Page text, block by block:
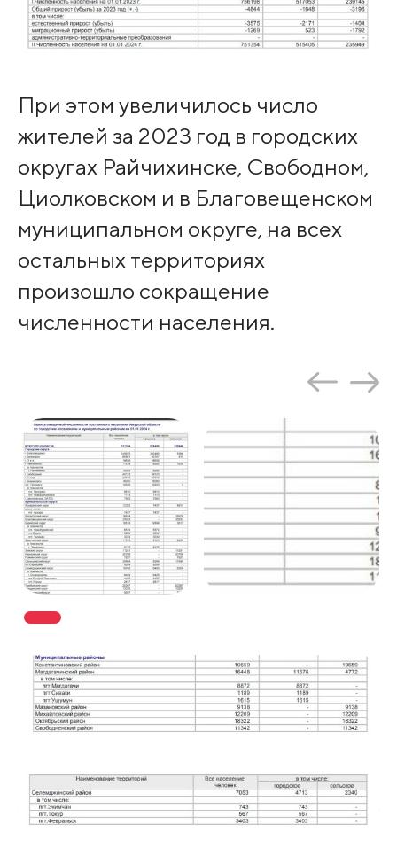
При этом увеличилось число
жителей за 2023 год в городских
округах Райчихинске, Свободном,
Циолковском и в Благовещенском
муниципальном округе, на всех
остальных территориях
произошло сокращение
численности населения.